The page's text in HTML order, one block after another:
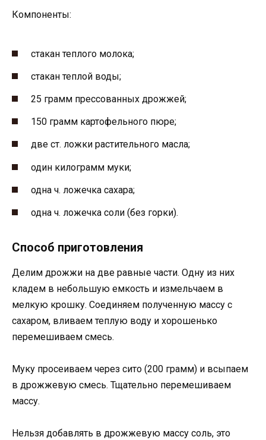
Компоненты:
стакан теплого молока;
стакан теплой воды;
25 грамм прессованных дрожжей;
150 грамм картофельного пюре;
две ст. ложки растительного масла;
один килограмм муки;
одна ч. ложечка сахара;
одна ч. ложечка соли (без горки).
Способ приготовления
Делим дрожжи на две равные части. Одну из них
кладем в небольшую емкость и измельчаем в
мелкую крошку. Соединяем полученную массу с
сахаром, вливаем теплую воду и хорошенько
перемешиваем смесь.
Муку просеиваем через сито (200 грамм) и всыпаем
в дрожжевую смесь. Тщательно перемешиваем
массу.
Нельзя добавлять в дрожжевую массу соль, это